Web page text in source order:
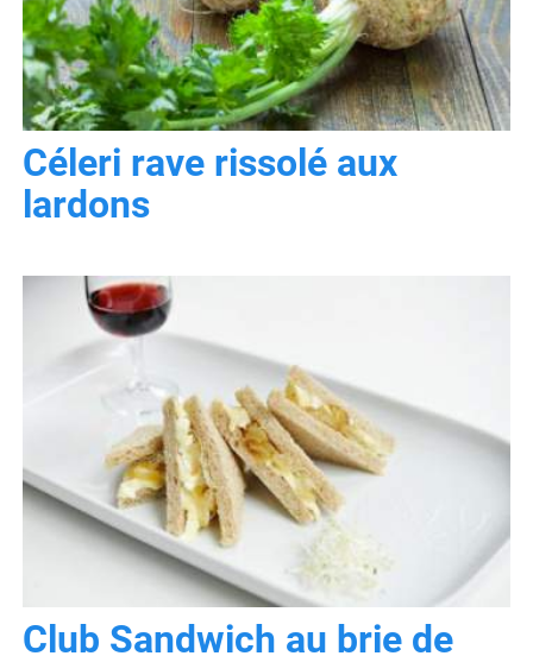
Céleri rave rissolé aux
lardons
Club Sandwich au brie de